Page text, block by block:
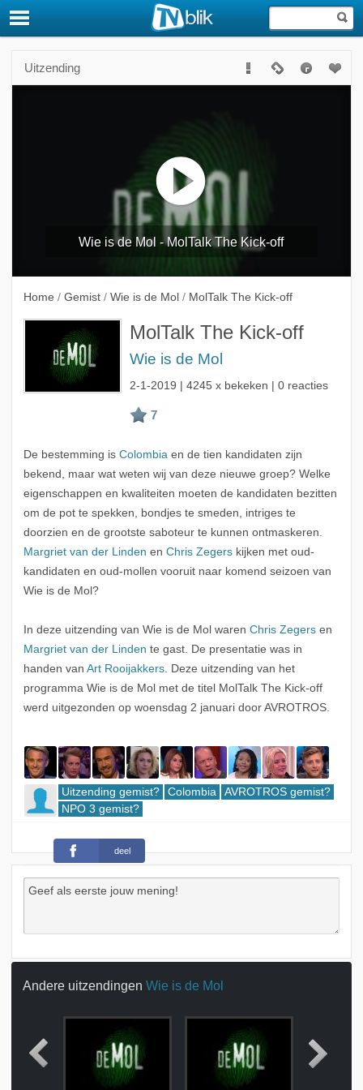
Uitzending
Wie is de Mol - MolTalk The Kick-off
Home / Gemist / Wie is de Mol / MolTalk The Kick-off
MolTalk The Kick-off
Wie is de Mol
2-1-2019 | 4245 x bekeken | 0 reacties
De bestemming is Colombiaen de tien kandidaten zijn
bekend, maar wat weten wij van deze nieuwe groep? Welke
eigenschappen en kwaliteiten moeten de kandidaten bezitten
om de pot te spekken, bondjes te smeden, intriges te
doorzien en de grootste saboteur te kunnen ontmaskeren.
Margriet van der Linden en Chris Zegerskijken met oud-
kandidaten en oud-mollen vooruit naar komend seizoen van
Wie is de Mol?
In deze uitzending van Wie is de Mol waren Chris Zegersen
Margriet van der Linden te gast. De presentatie was in
handen van Art Rooijakkers. Deze uitzending van het
programma Wie is de Mol met de titel MolTalk The Kick-off
werd uitgezonden op woensdag 2 januari door AVROTROS.
Uitzending gemist? Colombia
AVROTROS gemist?
NPO 3 gemist?
deel
Andere uitzendingen Wie is de Mol